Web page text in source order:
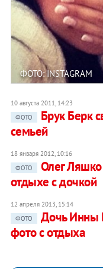
ФОТО: INSTAGRAM
10 августа 2011, 14:23
ФОТО
Брук Берк
семьей
18 января 2012, 10:16
ФОТО
Олег
отдыхе с дочкой
12 апреля 2013, 15:14
ФОТО
Дочь Инны
фото с отдыха